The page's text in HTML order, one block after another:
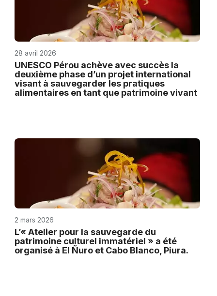
28 avril 2026
UNESCO Pérou achève avec succès la
deuxième phase d’un projet international
visant à sauvegarder les pratiques
alimentaires en tant que patrimoine vivant
2 mars 2026
L’« Atelier pour la sauvegarde du
patrimoine culturel immatériel » a été
organisé à El Ñuro et Cabo Blanco, Piura.